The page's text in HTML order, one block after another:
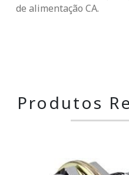
de alimentação CA.
Produtos